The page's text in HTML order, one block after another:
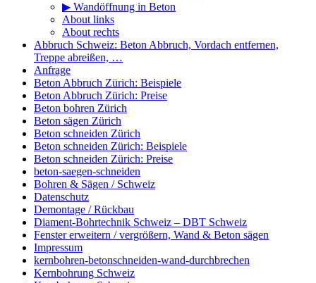
▶ Wandöffnung in Beton
About links
About rechts
Abbruch Schweiz: Beton Abbruch, Vordach entfernen,
Treppe abreißen, …
Anfrage
Beton Abbruch Zürich: Beispiele
Beton Abbruch Zürich: Preise
Beton bohren Zürich
Beton sägen Zürich
Beton schneiden Zürich
Beton schneiden Zürich: Beispiele
Beton schneiden Zürich: Preise
beton-saegen-schneiden
Bohren & Sägen / Schweiz
Datenschutz
Demontage / Rückbau
Diament-Bohrtechnik Schweiz – DBT Schweiz
Fenster erweitern / vergrößern, Wand & Beton sägen
Impressum
kernbohren-betonschneiden-wand-durchbrechen
Kernbohrung Schweiz